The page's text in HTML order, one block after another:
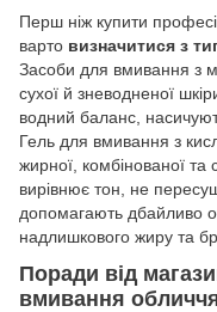
Перш ніж купити
варто визначитися з
Засоби для вмивання з
сухої й зневодненої
водний баланс,
Гель для вмивання з
жирної, комбінованої та
вирівнює тон, не
допомагають дбайливо
надлишкового жиру та
Поради від
вмивання